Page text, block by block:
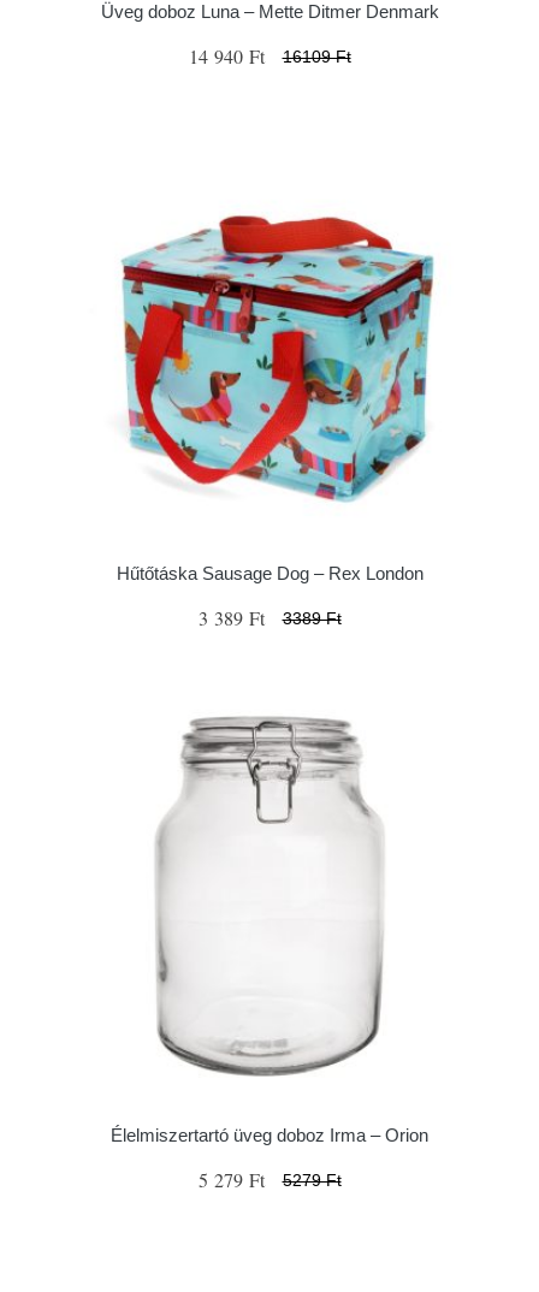
Üveg doboz Luna – Mette Ditmer Denmark
14 940 Ft 16109 Ft
Hűtőtáska Sausage Dog – Rex London
3 389 Ft 3389 Ft
Élelmiszertartó üveg doboz Irma – Orion
5 279 Ft 5279 Ft